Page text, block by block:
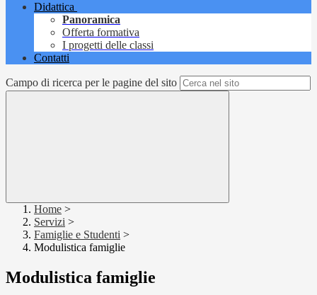
Didattica
Panoramica
Offerta formativa
I progetti delle classi
Contatti
Campo di ricerca per le pagine del sito
Home >
Servizi >
Famiglie e Studenti >
Modulistica famiglie
Modulistica famiglie